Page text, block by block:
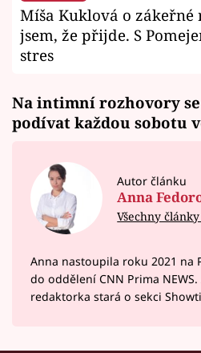
Míša Kuklová o zákeřné
jsem, že přijde. S
stres
Na intimní rozhovory
podívat každou sobotu
Autor článku
Anna
Všechny
Anna nastoupila roku 2021 na
do oddělení CNN Prima
redaktorka stará o sekci